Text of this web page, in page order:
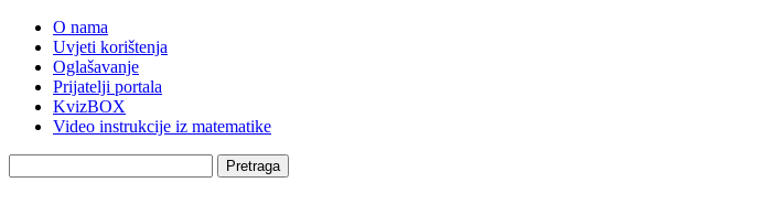
O nama
Uvjeti korištenja
Oglašavanje
Prijatelji portala
KvizBOX
Video instrukcije iz matematike
Pretraga